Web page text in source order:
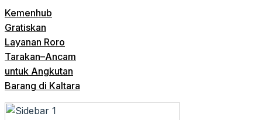
Kemenhub
Gratiskan
Layanan Roro
Tarakan–Ancam
untuk Angkutan
Barang di Kaltara